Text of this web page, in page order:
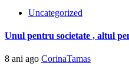
Uncategorized
Unul pentru societate , altul
8 ani ago CorinaTamas